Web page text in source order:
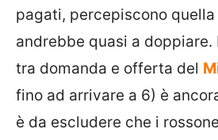
pagati, percepiscono quella
andrebbe quasi a doppiare.
tra domanda e offerta del
fino ad arrivare a 6) è
è da escludere che i